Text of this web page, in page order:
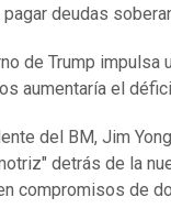
deudas
de Trump impulsa
aumentaría el
del BM, Jim
detrás de la
compromisos de